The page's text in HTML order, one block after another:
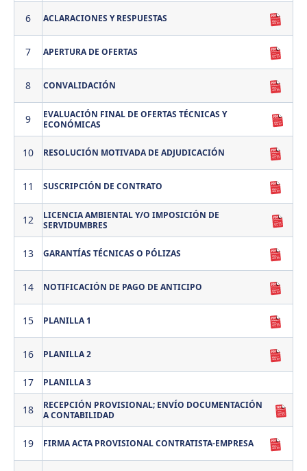
6 ACLARACIONES Y RESPUESTAS
7 APERTURA DE OFERTAS
8 CONVALIDACIÓN
9
EVALUACIÓN FINAL DE OFERTAS TÉCNICAS Y
ECONÓMICAS
10 RESOLUCIÓN MOTIVADA DE ADJUDICACIÓN
11 SUSCRIPCIÓN DE CONTRATO
12
LICENCIA AMBIENTAL Y/O IMPOSICIÓN DE
SERVIDUMBRES
13 GARANTÍAS TÉCNICAS O PÓLIZAS
14 NOTIFICACIÓN DE PAGO DE ANTICIPO
15 PLANILLA 1
16 PLANILLA 2
17 PLANILLA 3
18
RECEPCIÓN PROVISIONAL; ENVÍO DOCUMENTACIÓN
A CONTABILIDAD
19 FIRMA ACTA PROVISIONAL CONTRATISTA-EMPRESA